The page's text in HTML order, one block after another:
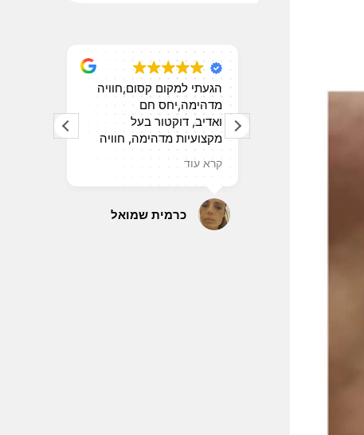
יחס אדיב .הסבר מפורט
ומתן אופציות שונות.מענה
לכל שאלה בלי לחץ זמן
.ידיים מקצועיות ובטוחות.
הגעתי למקום קסום,חוויה
ואדיב, דוקטור בעל
מקצועיות מדהימה, חוויה
ללא כאב ותוצאות שהכי כיף
לראות,ממליצה לכולם
כרמית שמואל